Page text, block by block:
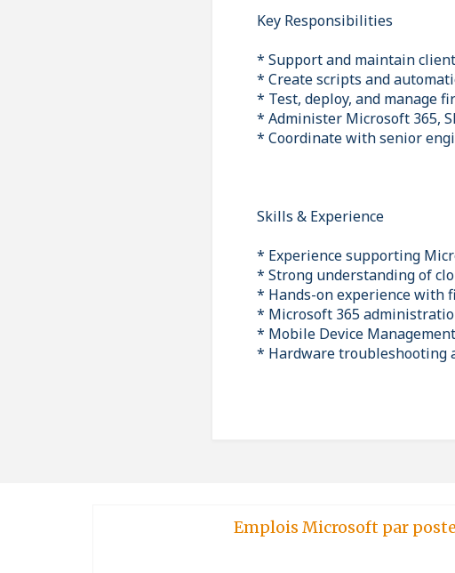
Key Responsibilities
* Support and maintain
* Create scripts and
* Test, deploy, and manage
* Administer Microsoft 365,
* Coordinate with senior
Skills & Experience
* Experience supporting
* Strong understanding of
* Hands-on experience with
* Microsoft 365
* Mobile Device
* Hardware troubleshooting
Emplois Microsoft par poste